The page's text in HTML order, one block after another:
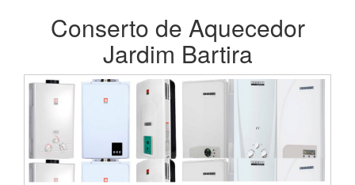
Conserto de Aquecedor
Jardim Bartira